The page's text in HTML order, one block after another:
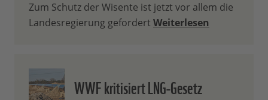
Zum Schutz der Wisente ist jetzt vor allem die
Landesregierung gefordert Weiterlesen
WWF kritisiert LNG-Gesetz